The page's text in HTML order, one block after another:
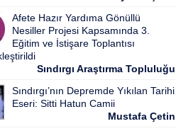
Afete Hazır Yardıma Gönüllü
Nesiller Projesi Kapsamında 3.
Eğitim ve İstişare Toplantısı
Sındırgı Araştırma Topluluğu
Sındırgı’nın Depremde Yıkılan Tarihi
Eseri: Sitti Hatun Camii
Mustafa Çetin